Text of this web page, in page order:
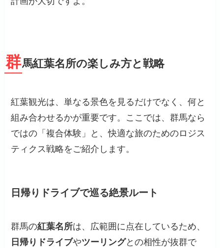
群馬紅葉名所の楽しみ方と戦略
紅葉観光は、単なる景色を見るだけでなく、何と
組み合わせるかが重要です。ここでは、群馬なら
ではの「複合体験」と、快適な旅のためのロジス
ティクス戦略をご紹介します。
日帰りドライブで巡る絶景ルート
群馬の紅葉名所は、広範囲に点在しているため、
日帰りドライブやツーリングとの相性が抜群で